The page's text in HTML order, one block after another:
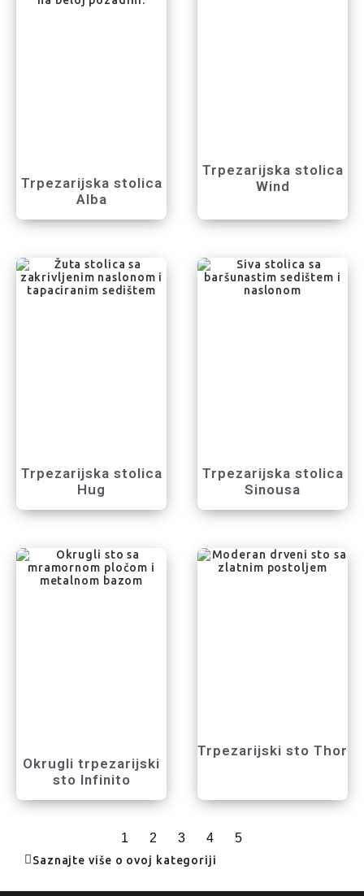
Trpezarijska stolica
Alba
Trpezarijska stolica
Wind
Trpezarijska stolica
Hug
Trpezarijska stolica
Sinousa
Okrugli trpezarijski
sto Infinito
Trpezarijski sto Thor
1 2 3 4 5
Saznajte više o ovoj kategoriji